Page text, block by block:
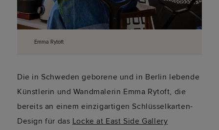
Emma Rytoft
Die in Schweden geborene und in Berlin lebende
Künstlerin und Wandmalerin Emma Rytoft, die
bereits an einem einzigartigen Schlüsselkarten-
Design für das Locke at East Side Gallery